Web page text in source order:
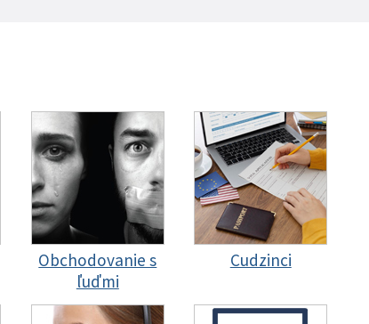
Obchodovanie s
ľuďmi
Cudzinci